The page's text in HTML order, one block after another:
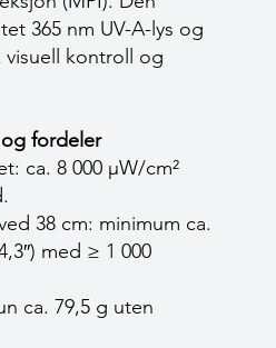
365 nm UV-A-lys og
visuell kontroll og
fordeler
ca. 8 000 µW/cm²
38 cm: minimum ca.
med ≥ 1 000
ca. 79,5 g uten